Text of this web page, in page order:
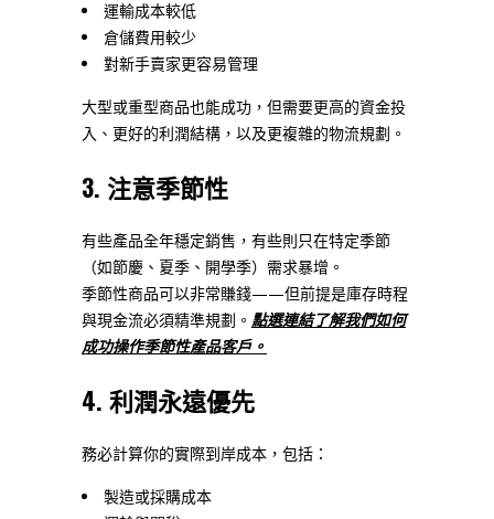
運輸成本較低
倉儲費用較少
對新手賣家更容易管理
大型或重型商品也能成功，但需要更高的資金投
入、更好的利潤結構，以及更複雜的物流規劃。
3. 注意季節性
有些產品全年穩定銷售，有些則只在特定季節
（如節慶、夏季、開學季）需求暴增。
季節性商品可以非常賺錢——但前提是庫存時程
與現金流必須精準規劃。 點選連結了解我們如何
成功操作季節性產品客戶。
4. 利潤永遠優先
務必計算你的實際到岸成本，包括：
製造或採購成本